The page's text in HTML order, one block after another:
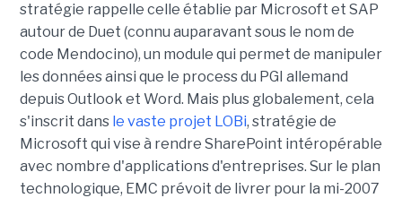
stratégie rappelle celle établie par Microsoft et SAP
autour de Duet (connu auparavant sous le nom de
code Mendocino), un module qui permet de manipuler
les données ainsi que le process du PGI allemand
depuis Outlook et Word. Mais plus globalement, cela
s'inscrit dans le vaste projet LOBi, stratégie de
Microsoft qui vise à rendre SharePoint intéropérable
avec nombre d'applications d'entreprises. Sur le plan
technologique, EMC prévoit de livrer pour la mi-2007